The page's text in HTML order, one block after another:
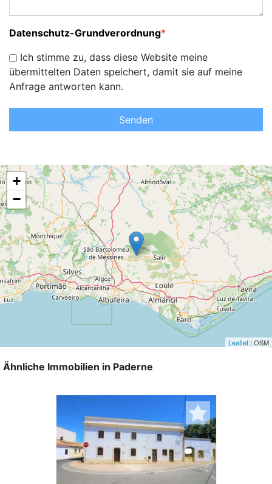
Datenschutz-Grundverordnung*
Ich stimme zu, dass diese Website meine
übermittelten Daten speichert, damit sie auf meine
Anfrage antworten kann.
Senden
+
−
Leaflet | OSM
Ähnliche Immobilien in Paderne